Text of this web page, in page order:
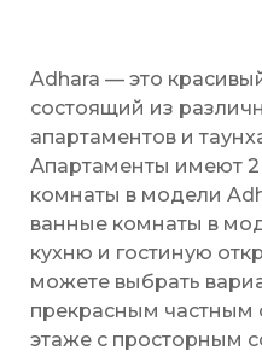
Adhara — это
состоящий из
апартаментов и
Апартаменты имеют
комнаты в модели
ванные комнаты в
кухню и гостиную
можете выбрать
прекрасным частным
этаже с просторным